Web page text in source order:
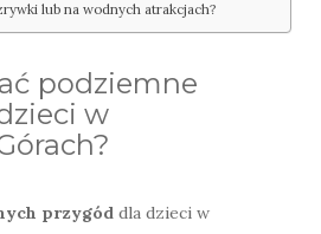
lub na wodnych atrakcjach?
podziemne
w
przygód dla dzieci w